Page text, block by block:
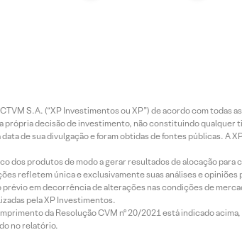
S.A. (“XP Investimentos ou XP”) de acordo com
decisão de investimento, não constituindo
de sua divulgação e foram obtidas de fontes públicas. A
dos produtos de modo a gerar resultados de alocação para
refletem única e exclusivamente suas análises e
em decorrência de alterações nas condições de
pela XP Investimentos.
da Resolução CVM nº 20/2021 está indicado
no relatório.